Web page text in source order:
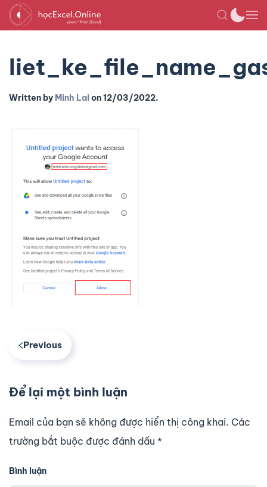
Written by Minh Laion12/03/2022.
Previous
Để lại một bình luận
Email của bạn sẽ không được hiển thị công khai. Các
trường bắt buộc được đánh dấu *
Bình luận